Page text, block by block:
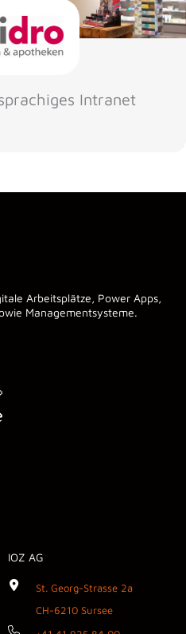
Intranet
Arbeitsplätze, Power Apps,
Managementsysteme.
IOZ AG
St. Georg-Strasse 2a
CH-6210 Sursee